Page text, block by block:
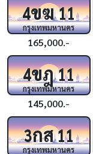
4ขฆ11
กรุงเทพมหานคร
165,000.-
4ขฎ11
กรุงเทพมหานคร
145,000.-
3กส11
กรุงเทพมหานคร